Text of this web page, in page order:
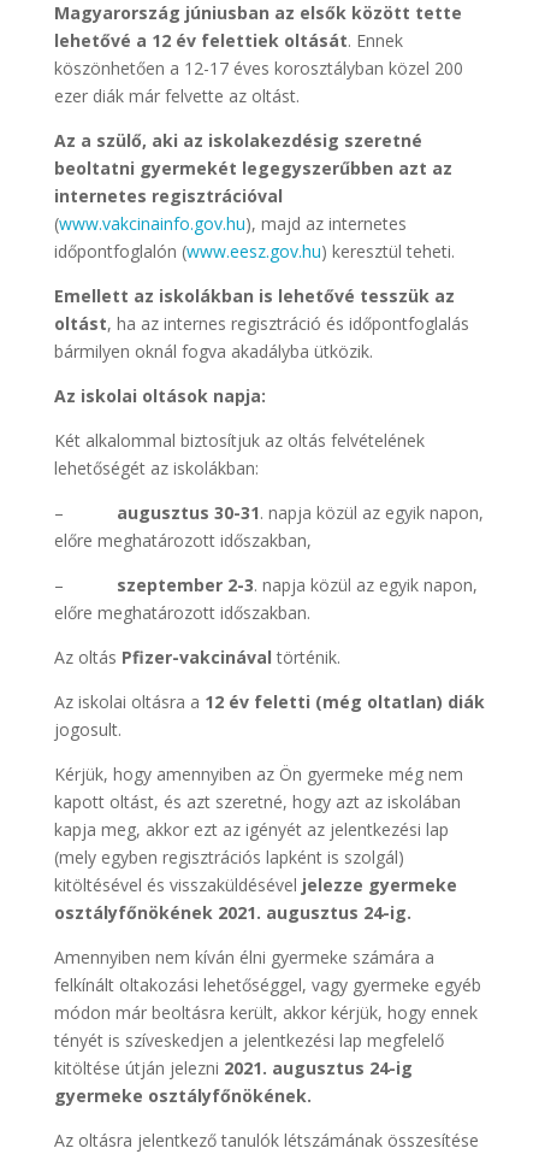
Magyarország júniusban az elsők között tette
lehetővé a 12 év felettiek oltását. Ennek
köszönhetően a 12-17 éves korosztályban közel 200
ezer diák már felvette az oltást.
Az a szülő, aki az iskolakezdésig szeretné
beoltatni gyermekét legegyszerűbben azt az
internetes regisztrációval
(www.vakcinainfo.gov.hu), majd az internetes
időpontfoglalón (www.eesz.gov.hu) keresztül teheti.
Emellett az iskolákban is lehetővé tesszük az
oltást, ha az internes regisztráció és időpontfoglalás
bármilyen oknál fogva akadályba ütközik.
Az iskolai oltások napja:
Két alkalommal biztosítjuk az oltás felvételének
lehetőségét az iskolákban:
– augusztus 30-31. napja közül az egyik napon,
előre meghatározott időszakban,
– szeptember 2-3. napja közül az egyik napon,
előre meghatározott időszakban.
Az oltás Pfizer-vakcinával történik.
Az iskolai oltásra a 12 év feletti (még oltatlan) diák
jogosult.
Kérjük, hogy amennyiben az Ön gyermeke még nem
kapott oltást, és azt szeretné, hogy azt az iskolában
kapja meg, akkor ezt az igényét az jelentkezési lap
(mely egyben regisztrációs lapként is szolgál)
kitöltésével és visszaküldésével jelezze gyermeke
osztályfőnökének 2021. augusztus 24-ig.
Amennyiben nem kíván élni gyermeke számára a
felkínált oltakozási lehetőséggel, vagy gyermeke egyéb
módon már beoltásra került, akkor kérjük, hogy ennek
tényét is szíveskedjen a jelentkezési lap megfelelő
kitöltése útján jelezni 2021. augusztus 24-ig
gyermeke osztályfőnökének.
Az oltásra jelentkező tanulók létszámának összesítése